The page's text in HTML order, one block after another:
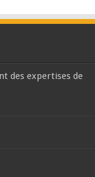
des expertises de